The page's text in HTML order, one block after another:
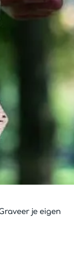
je eigen